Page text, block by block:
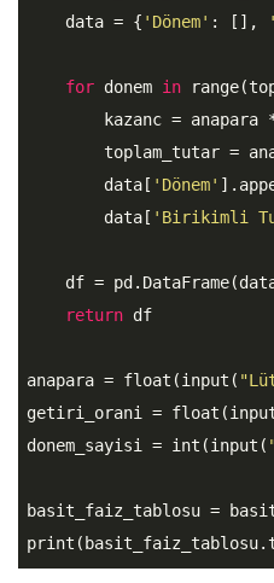
    data = {
'Dönem' : [],
for donem in
kazanc = anapara
toplam_tutar =
        data[
'Dönem'
        data[
'Birikimli
df =
return df
anapara = float(input(
getiri_orani =
donem_sayisi = int(input(
basit_faiz_tablosu =